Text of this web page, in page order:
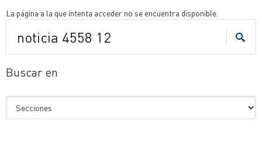
La página a la que intenta acceder no se encuentra disponible.
Buscar en